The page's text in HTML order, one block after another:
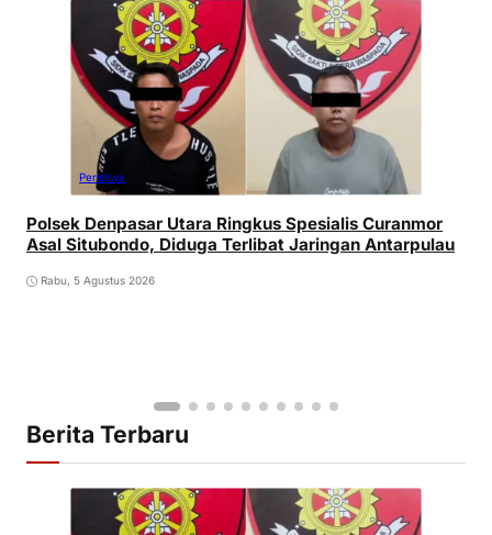
Peristiwa
Polsek Denpasar Utara Ringkus Spesialis Curanmor
Asal Situbondo, Diduga Terlibat Jaringan Antarpulau
Rabu, 5 Agustus 2026
Berita Terbaru